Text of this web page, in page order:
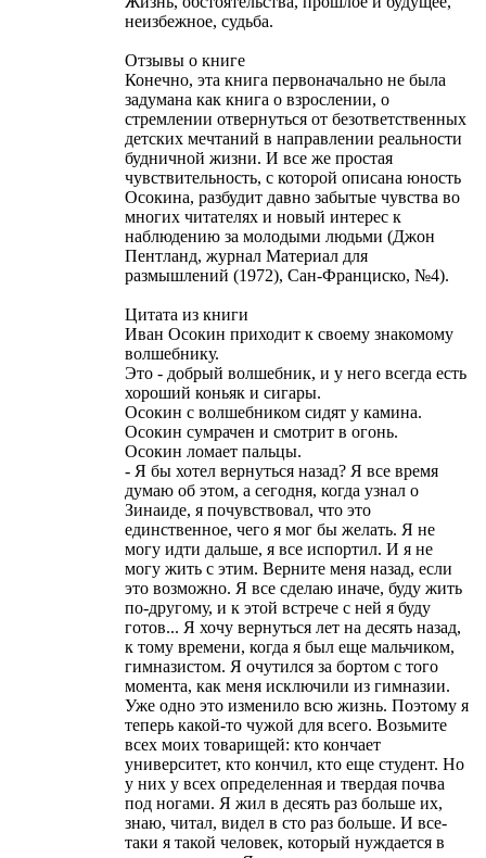
неизбежное, судьба.
Отзывы о книге
Конечно, эта книга первоначально не была
задумана как книга о взрослении, о
стремлении отвернуться от безответственных
детских мечтаний в направлении реальности
будничной жизни. И все же простая
чувствительность, с которой описана юность
Осокина, разбудит давно забытые чувства во
многих читателях и новый интерес к
наблюдению за молодыми людьми (Джон
Пентланд, журнал Материал для
размышлений (1972), Сан-Франциско, №4).
Цитата из книги
Иван Осокин приходит к своему знакомому
волшебнику.
Это - добрый волшебник, и у него всегда есть
хороший коньяк и сигары.
Осокин с волшебником сидят у камина.
Осокин сумрачен и смотрит в огонь.
Осокин ломает пальцы.
- Я бы хотел вернуться назад? Я все время
думаю об этом, а сегодня, когда узнал о
Зинаиде, я почувствовал, что это
единственное, чего я мог бы желать. Я не
могу идти дальше, я все испортил. И я не
могу жить с этим. Верните меня назад, если
это возможно. Я все сделаю иначе, буду жить
по-другому, и к этой встрече с ней я буду
готов... Я хочу вернуться лет на десять назад,
к тому времени, когда я был еще мальчиком,
гимназистом. Я очутился за бортом с того
момента, как меня исключили из гимназии.
Уже одно это изменило всю жизнь. Поэтому я
теперь какой-то чужой для всего. Возьмите
всех моих товарищей: кто кончает
университет, кто кончил, кто еще студент. Но
у них у всех определенная и твердая почва
под ногами. Я жил в десять раз больше их,
знаю, читал, видел в сто раз больше. И все-
таки я такой человек, который нуждается в